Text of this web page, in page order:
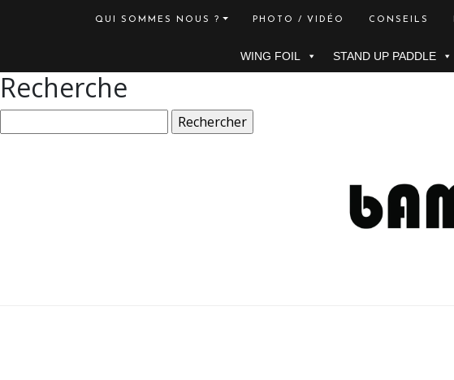
QUI SOMMES NOUS ? PHOTO / VIDÉO CONSEILS
WING FOIL STAND UP PADDLE
Recherche